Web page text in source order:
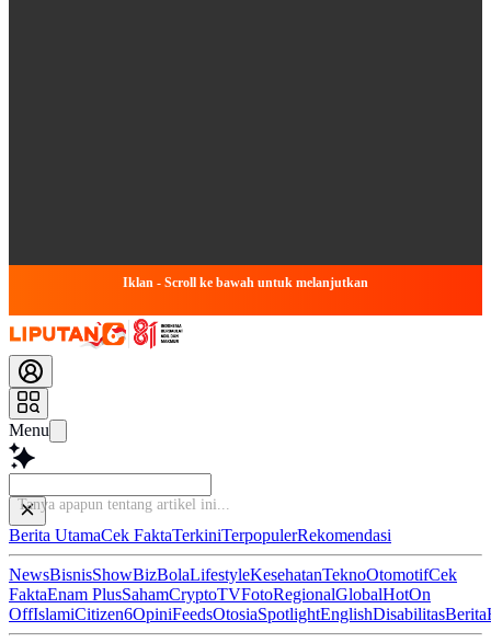
Iklan - Scroll ke bawah untuk melanjutkan
Menu
Tanya apapun tentang artike
Berita UtamaCek FaktaTerkiniTerpopulerRekomendasi
NewsBisnisShowBizBolaLifestyleKesehatanTeknoOtomotifCek
FaktaEnam PlusSahamCryptoTVFotoRegionalGlobalHotOn
OffIslamiCitizen6OpiniFeedsOtosiaSpotlightEnglishDisabilitasBerita